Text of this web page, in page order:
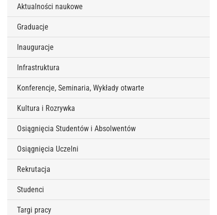
Aktualności naukowe
Graduacje
Inauguracje
Infrastruktura
Konferencje, Seminaria, Wykłady otwarte
Kultura i Rozrywka
Osiągnięcia Studentów i Absolwentów
Osiągnięcia Uczelni
Rekrutacja
Studenci
Targi pracy